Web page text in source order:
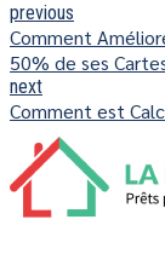
previous
Comment
50% de ses
next
Comment est